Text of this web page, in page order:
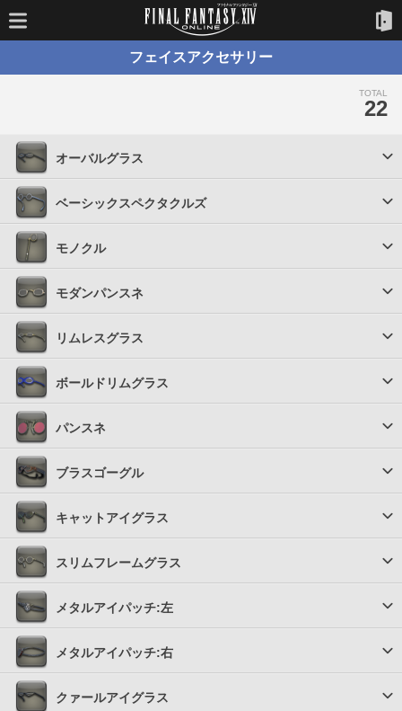
フェイスアクセサリー
TOTAL
22
オーバルグラス
ベーシックスペクタクルズ
モノクル
モダンパンスネ
リムレスグラス
ボールドリムグラス
パンスネ
ブラスゴーグル
キャットアイグラス
スリムフレームグラス
メタルアイパッチ:左
メタルアイパッチ:右
クァールアイグラス